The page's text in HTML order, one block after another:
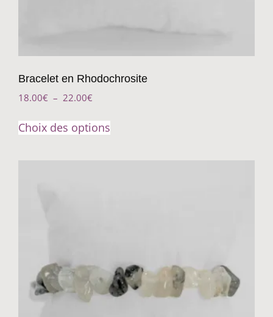
Bracelet en Rhodochrosite
18.00€ – 22.00€
Choix des options